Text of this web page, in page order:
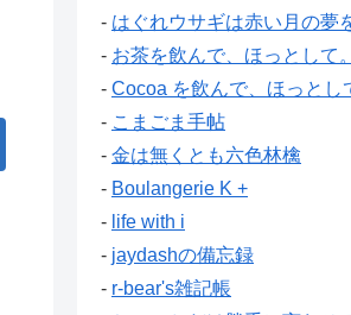
- はぐれウサギは赤い月の夢
- お茶を飲んで、ほっとして。
- Cocoa を飲んで、ほっとし
- こまごま手帖
- 金は無くとも六色林檎
- Boulangerie K +
- life with i
- jaydashの備忘録
- r-bear's雑記帳